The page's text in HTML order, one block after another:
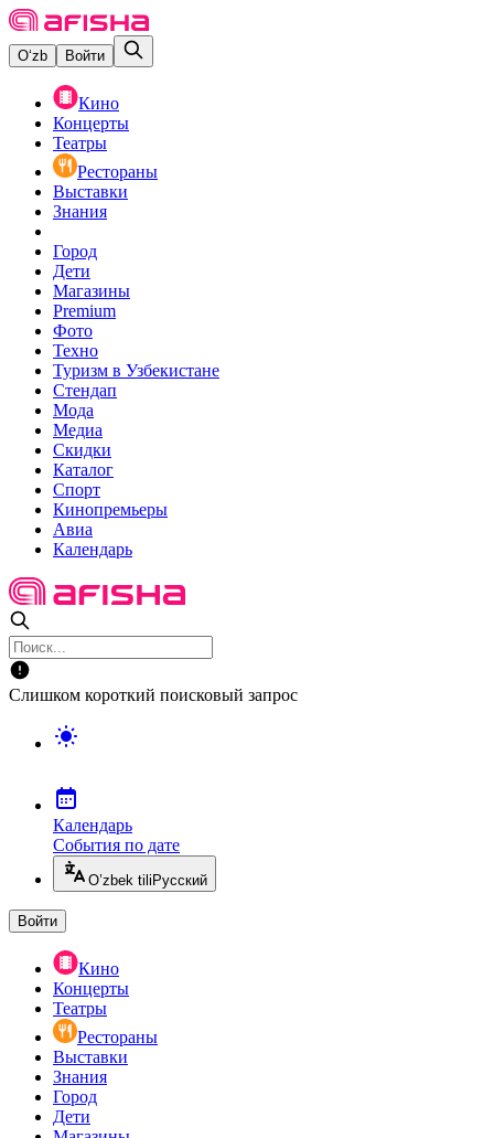
O‘zb Войти
Кино
Концерты
Театры
Рестораны
Выставки
Знания
Город
Дети
Магазины
Premium
Фото
Техно
Туризм в Узбекистане
Стендап
Мода
Медиа
Скидки
Каталог
Спорт
Кинопремьеры
Авиа
Календарь
Слишком короткий поисковый запрос
Календарь
События по дате
O’zbek tili Русский
Войти
Кино
Концерты
Театры
Рестораны
Выставки
Знания
Город
Дети